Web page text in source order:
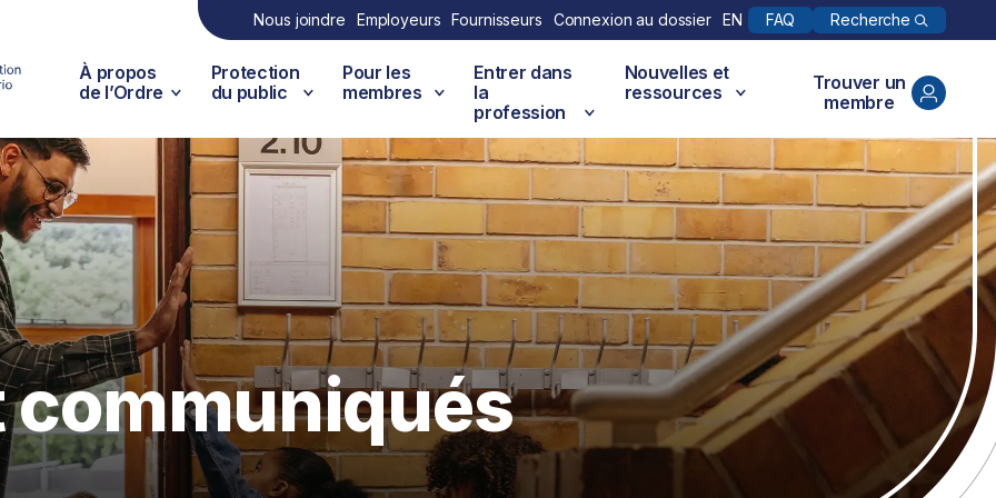
Nous joindre Employeurs Fournisseurs Connexion au dossier EN FAQ Recherche
À propos
de l’Ordre
Protection
du public
Pour les
membres
Entrer dans
la
profession
Nouvelles et
ressources
Trouver un
membre
communiqués